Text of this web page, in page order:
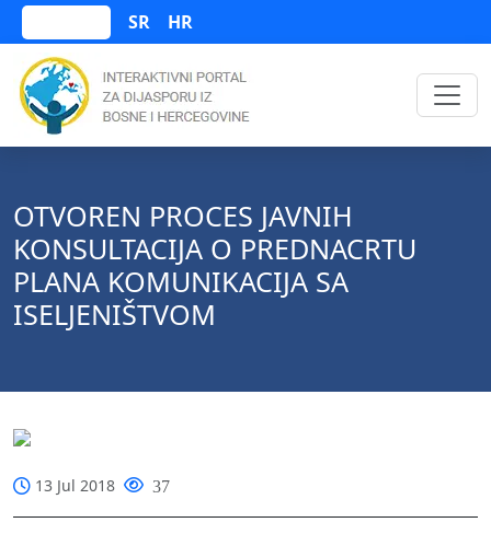
SR HR
OTVOREN PROCES JAVNIH
KONSULTACIJA O PREDNACRTU
PLANA KOMUNIKACIJA SA
ISELJENIŠTVOM
13 Jul 2018 37